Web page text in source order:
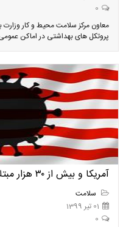
0
معاون مرکز سلامت محیط و کار
پروتکل های بهداشتی در اماکن عمومی
آمریکا و بیش از ۳۰ هزار مبتلا در روز
سلامت
01 تیر 1399
0